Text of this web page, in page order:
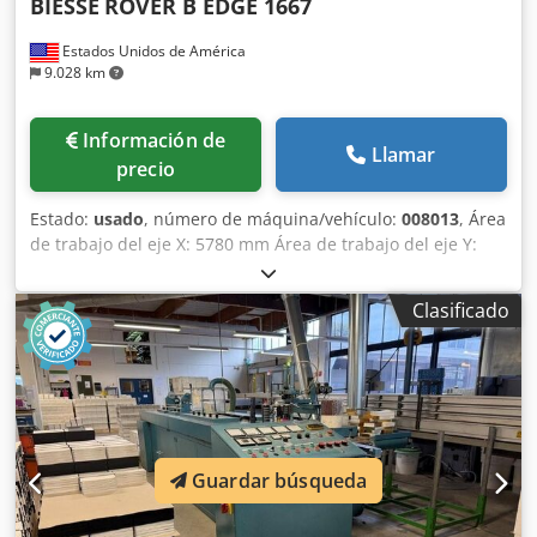
Estados Unidos de América
9.028 km
BIESSE ROVER B EDGE 1667
Información de
precio
Llamar
Estado: usado, número de máquina/vehículo: 008013, Área
de trabajo del eje X: 5780 mm Área de trabajo del eje Y:
1650 mm Plano de trabajo: Con soportes de consola de
vacío Chsdpfx Agswuz Eks Ssa Potencia del husillo
principal: 13,2 kW Número de ejes controlados: 4 ejes
Altura máxima del filo: 60 mm Número de husillos de
taladrado: 16 Número de posiciones de herramienta: 16
Clasificado
Guardar búsqueda